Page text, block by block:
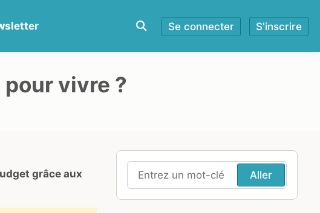
Se connecter S'inscrire
vivre ?
grâce aux
Recherche
pour